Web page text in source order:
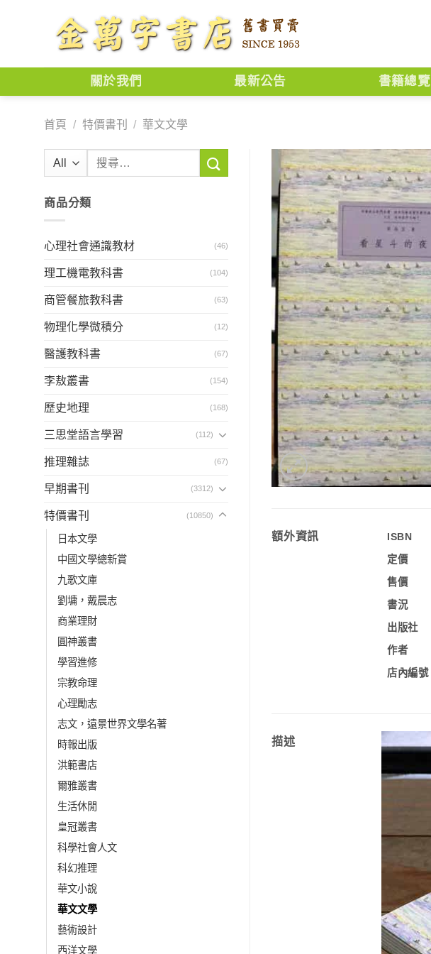
關於我們 最新公告 書籍總覽
首頁 / 特價書刊 / 華文文學
鍵
商品分類
心理社會通識教材 (46)
理工機電教科書 (104)
商管餐旅教科書 (63)
物理化學微積分 (12)
醫護教科書 (67)
李敖叢書 (154)
歷史地理 (168)
三思堂語言學習 (112)
推理雜誌 (67)
早期書刊 (3312)
特價書刊 (10850)
日本文學
中國文學總新賞
九歌文庫
劉墉，戴晨志
商業理財
圓神叢書
學習進修
宗教命理
心理勵志
志文，遠景世界文學名著
時報出版
洪範書店
爾雅叢書
生活休閒
皇冠叢書
科學社會人文
科幻推理
華文小說
華文文學
藝術設計
西洋文學
額外資訊 ISBN
定價
售價
書況
出版社
作者
店內編號
描述